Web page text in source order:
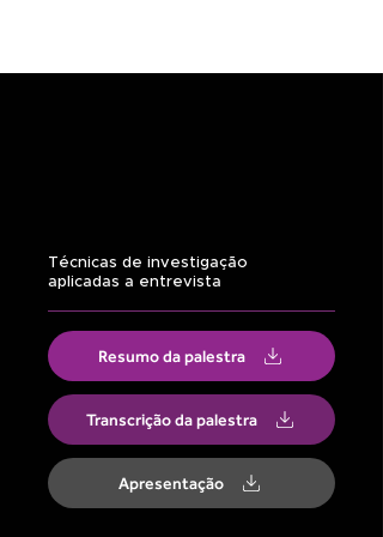
Técnicas de investigação
aplicadas a entrevista
Resumo da palestra
Transcrição da palestra
Apresentação